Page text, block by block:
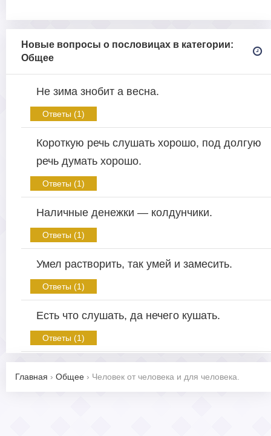
Новые вопросы о пословицах в категории:
Общее
Не зима знобит а весна.
Ответы (1)
Короткую речь слушать хорошо, под долгую
речь думать хорошо.
Ответы (1)
Наличные денежки — колдунчики.
Ответы (1)
Умел растворить, так умей и замесить.
Ответы (1)
Есть что слушать, да нечего кушать.
Ответы (1)
Главная › Общее › Человек от человека и для человека.